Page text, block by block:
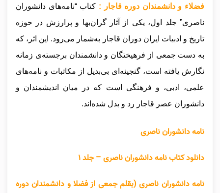
فضلاء و دانشمندان دوره قاجار : کتاب “نامه‌های دانشوران
ناصری” جلد اول، یکی از آثار گران‌بها و پرارزش در حوزه
تاریخ و ادبیات ایران دوران قاجار به‌شمار می‌رود. این اثر، که
به دست جمعی از فرهیختگان و دانشمندان برجسته‌ی زمانه
نگارش یافته است، گنجینه‌ای بی‌بدیل از مکاتبات و نامه‌های
علمی، ادبی، و فرهنگی است که در میان اندیشمندان و
دانشوران عصر قاجار رد و بدل شده‌اند.
نامه دانشوران ناصری
دانلود کتاب نامه دانشوران ناصری – جلد ۱
نامه دانشوران ناصری (بقلم جمعی از فضلا و دانشمندان دوره